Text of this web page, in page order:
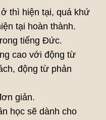
thì hiện tại, quá khứ
tại hoàn thành.
tiếng Đức.
cao với động từ
động từ phản
giản.
học sẽ dành cho